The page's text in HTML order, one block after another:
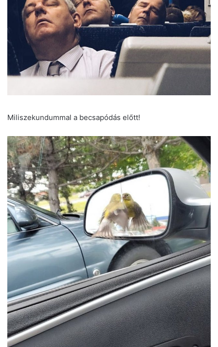
Miliszekundummal a becsapódás előtt!